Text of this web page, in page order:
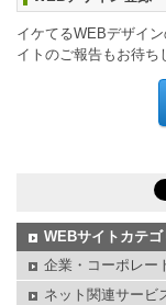
イケてるWEBデザイ
イトのご報告もお待ち
WEBサイトカテゴ
企業・コーポレー
ネット関連サービ